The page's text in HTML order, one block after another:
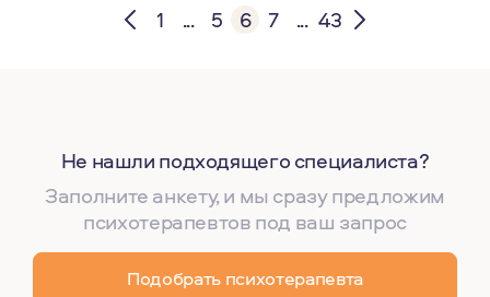
1 ... 5 6 7 ... 43
Не нашли подходящего специалиста?
Заполните анкету, и мы сразу предложим
психотерапевтов под ваш запрос
Подобрать психотерапевта